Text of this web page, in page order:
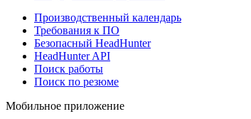
Производственный календарь
Требования к ПО
Безопасный HeadHunter
HeadHunter API
Поиск работы
Поиск по резюме
Мобильное приложение